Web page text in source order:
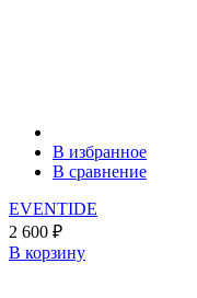
В избранное
В сравнение
EVENTIDE
2 600 ₽
В корзину